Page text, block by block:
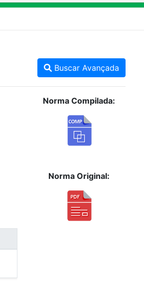
Buscar Avançada
Norma Compilada:
Norma Original: